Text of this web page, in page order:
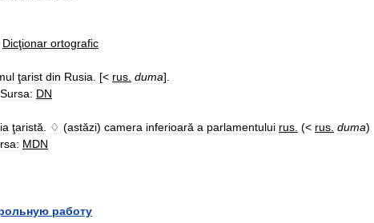
Dicţionar ortografic
ţarist din Rusia . [< rus duma].
Sursa: DN
ţaristă ♢ (astăzi) camera inferioară a parlamentului rus (< rus duma)
MDN
работу